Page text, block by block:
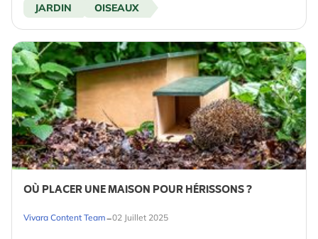
JARDIN
OISEAUX
OÙ PLACER UNE MAISON POUR HÉRISSONS ?
Vivara Content Team-02 Juillet 2025